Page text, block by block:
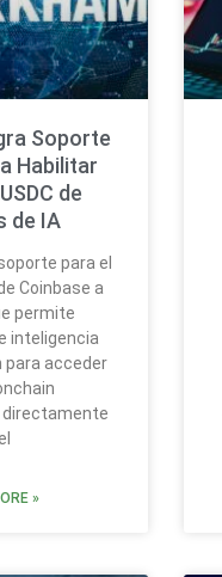
Soporte
Habilitar
de
de IA
para el
Coinbase a
permite
inteligencia
para acceder
directamente
»